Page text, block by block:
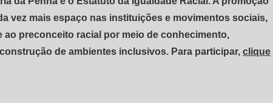
vez mais espaço nas instituições e movimentos sociais,
preconceito racial por meio de conhecimento,
de ambientes inclusivos. Para participar, clique